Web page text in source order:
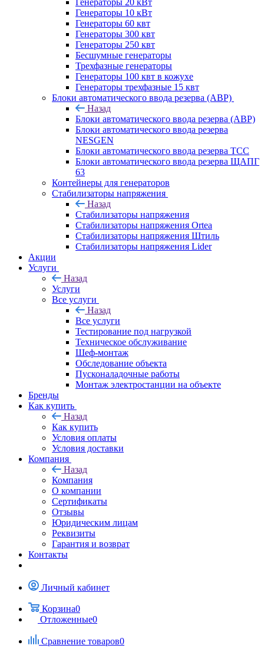
Генераторы 20 кВт
Генераторы 10 кВт
Генераторы 60 квт
Генераторы 300 квт
Генераторы 250 квт
Бесшумные генераторы
Трехфазные генераторы
Генераторы 100 квт в кожухе
Генераторы трехфазные 15 квт
Блоки автоматического ввода резерва (АВР)
Назад
Блоки автоматического ввода резерва (АВР)
Блоки автоматического ввода резерва
NESGEN
Блоки автоматического ввода резерва ТСС
Блоки автоматического ввода резерва ЩАПГ
63
Контейнеры для генераторов
Стабилизаторы напряжения
Назад
Стабилизаторы напряжения
Стабилизаторы напряжения Ortea
Стабилизаторы напряжения Штиль
Стабилизаторы напряжения Lider
Акции
Услуги
Назад
Услуги
Все услуги
Назад
Все услуги
Тестирование под нагрузкой
Техническое обслуживание
Шеф-монтаж
Обследование объекта
Пусконаладочные работы
Монтаж электростанции на объекте
Бренды
Как купить
Назад
Как купить
Условия оплаты
Условия доставки
Компания
Назад
Компания
О компании
Сертификаты
Отзывы
Юридическим лицам
Реквизиты
Гарантия и возврат
Контакты
Личный кабинет
Корзина0
Отложенные0
Сравнение товаров0